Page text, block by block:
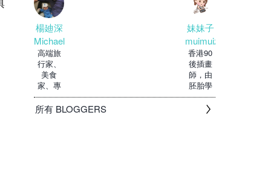
讀教育
博
私人機
楊廸深
Michael
高端旅
行家、
美食
家、專
欄作
家，
妹妹子
muimuizi
香港90
後插畫
師，由
胚胎學
家轉行
做設計
師，由
所有 BLOGGERS